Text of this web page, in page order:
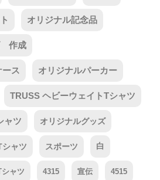
オリジナル記念品
作成
ス オリジナルパーカー
TRUSS ヘビーウェイトTシャツ
ャツ オリジナルグッズ
ャツ スポーツ 白
ャツ 4315 宣伝 4515